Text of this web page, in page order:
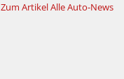
Zum ArtikelAlle Auto-News